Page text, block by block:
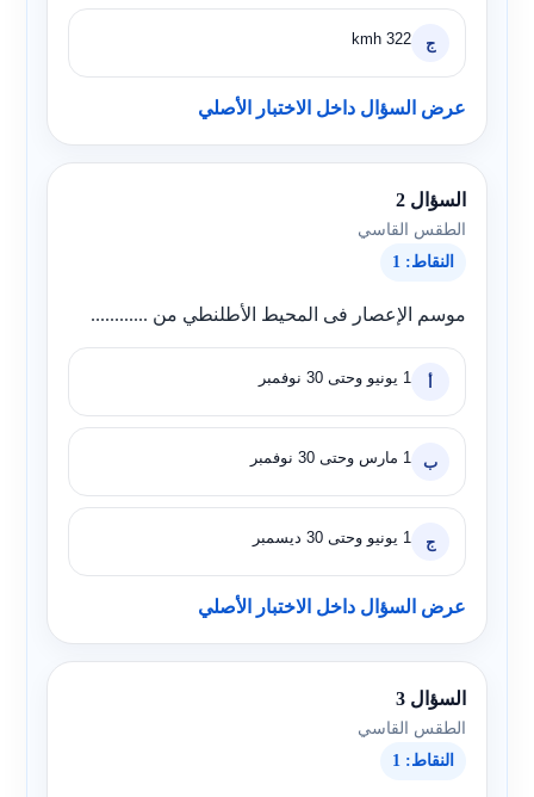
ج 322 kmh
عرض السؤال داخل الاختبار الأصلي
السؤال 2
الطقس القاسي
النقاط: 1
موسم الإعصار فى المحيط الأطلنطي من ............
أ 1 يونيو وحتى 30 نوفمبر
ب 1 مارس وحتى 30 نوفمبر
ج 1 يونيو وحتى 30 ديسمبر
عرض السؤال داخل الاختبار الأصلي
السؤال 3
الطقس القاسي
النقاط: 1